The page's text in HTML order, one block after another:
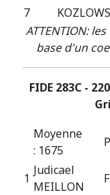
7
ATTENTION:
base d'un
FIDE 283C -
Moyenne
: 1675
1
Judicael
MEILLON